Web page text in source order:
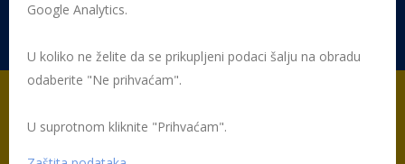
Rujevica 9/1, 51000 Rijeka
Početna Posljednje objavljene novosti
Google Analytics.
U koliko ne želite da se prikupljeni podaci šalju na obradu
odaberite "Ne prihvaćam".
U suprotnom kliknite "Prihvaćam".